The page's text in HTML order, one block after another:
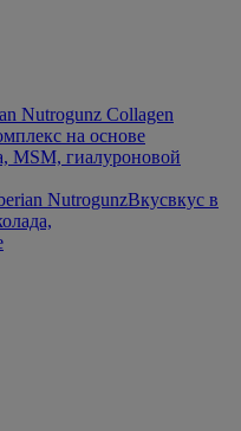
Nutrogunz Collagen
на основе
MSM, гиалуроновой
NutrogunzВкусвкус в